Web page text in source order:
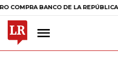
BANCO DE LA REPÚBLICA $